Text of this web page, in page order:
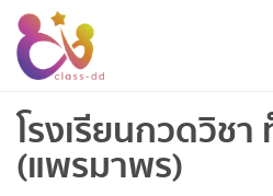
Skip
content
อนุบาล
ประถม
โรงเรียนกวดวิชา
(แพรมาพร)